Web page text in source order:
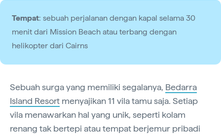
Tempat: sebuah perjalanan dengan kapal selama 30
menit dari Mission Beach atau terbang dengan
helikopter dari Cairns
Sebuah surga yang memiliki segalanya, Bedarra
Island Resort menyajikan 11 vila tamu saja. Setiap
vila menawarkan hal yang unik, seperti kolam
renang tak bertepi atau tempat berjemur pribadi